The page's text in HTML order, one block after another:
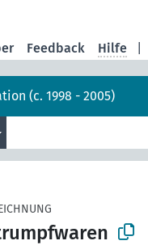
Feedback Hilfe
(c. 1998 - 2005)